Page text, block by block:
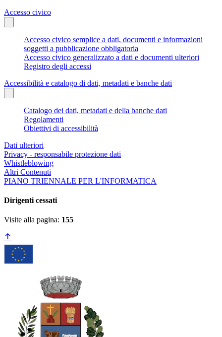
Accesso civico
Accesso civico semplice a dati, documenti e informazioni
soggetti a pubblicazione obbligatoria
Accesso civico generalizzato a dati e documenti ulteriori
Registro degli accessi
Accessibilità e catalogo di dati, metadati e banche dati
Catalogo dei dati, metadati e della banche dati
Regolamenti
Obiettivi di accessibilità
Dati ulteriori
Privacy - responsabile protezione dati
Whistleblowing
Altri Contenuti
PIANO TRIENNALE PER L'INFORMATICA
Dirigenti cessati
Visite alla pagina: 155